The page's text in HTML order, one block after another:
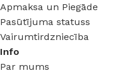
Apmaksa un Piegāde
Pasūtījuma statuss
Vairumtirdzniecība
Info
Par mums